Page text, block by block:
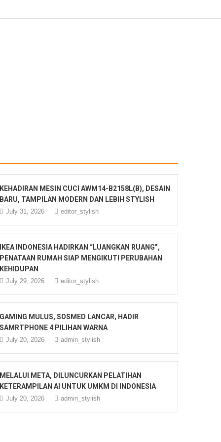
MESIN CUCI AWM14-B2158L(B), DESAIN
TAMPILAN MODERN DAN LEBIH STYLISH
July 31, 2026 editor_stylish
INDONESIA HADIRKAN “LUANGKAN RUANG”,
RUMAH SIAP MENGIKUTI PERUBAHAN
July 29, 2026 editor_stylish
MULUS, SOSMED LANCAR, HADIR
4 PILIHAN WARNA
July 20, 2026 admin_stylish
META, DILUNCURKAN PELATIHAN
AI UNTUK UMKM DI INDONESIA
July 20, 2026 admin_stylish